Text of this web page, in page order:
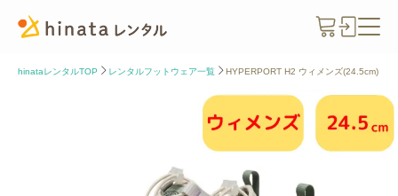
hinataレンタルTOP レンタルフットウェア一覧 HYPERPORT H2 ウィメンズ(24.5cm)